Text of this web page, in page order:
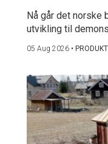
Nå går det norske
utvikling til
05 Aug 2026 •